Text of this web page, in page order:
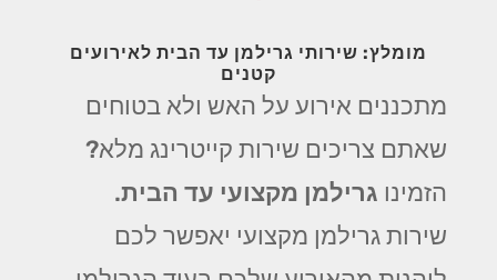
מומלץ: שירותי גרילמן עד הבית לאירועים
קטנים
מתכננים אירוע על האש ולא בטוחים
שאתם צריכים שירות קייטרינג מלא?
הזמינו גרילמן מקצועי עד הבית.
שירות גרילמן מקצועי יאפשר לכם